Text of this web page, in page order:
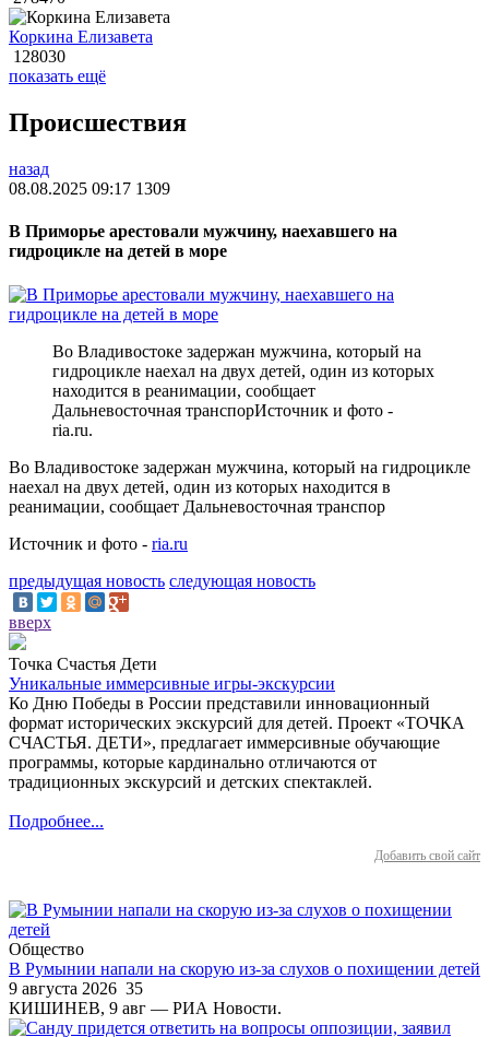
Коркина Елизавета
128030
показать ещё
Происшествия
назад
08.08.2025 09:17 1309
В Приморье арестовали мужчину, наехавшего на
гидроцикле на детей в море
Во Владивостоке задержан мужчина, который на
гидроцикле наехал на двух детей, один из которых
находится в реанимации, сообщает
Дальневосточная транспорИсточник и фото -
ria.ru.
Во Владивостоке задержан мужчина, который на гидроцикле
наехал на двух детей, один из которых находится в
реанимации, сообщает Дальневосточная транспор
Источник и фото - ria.ru
предыдущая новость следующая новость
вверх
Точка Счастья Дети
Уникальные иммерсивные игры-экскурсии
Ко Дню Победы в России представили инновационный
формат исторических экскурсий для детей. Проект «ТОЧКА
СЧАСТЬЯ. ДЕТИ», предлагает иммерсивные обучающие
программы, которые кардинально отличаются от
традиционных экскурсий и детских спектаклей.
Подробнее...
Добавить свой сайт
Общество
В Румынии напали на скорую из-за слухов о похищении детей
9 августа 2026 35
КИШИНЕВ, 9 авг — РИА Новости.